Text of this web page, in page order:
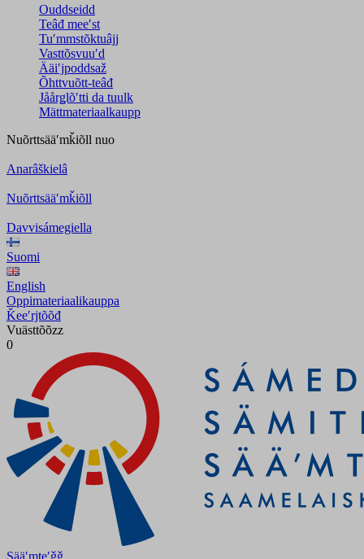
Ouddseidd
Teâđ meeʹst
Tuʹmmstõktuâjj
Vasttõsvuuʹd
Ääiʹjpoddsaž
Õhttvuõtt-teâđ
Jåårǥlõʹtti da tuulk
Mättmateriaalkaupp
Nuõrttsääʹmǩiõll nuo
Anarâškielâ
Nuõrttsääʹmǩiõll
Davvisámegiella
Suomi
English
Oppimateriaalikauppa
Ǩeeʹrjtõõđ
Vuästtõõzz
0
Sääʹmteʹǧǧ